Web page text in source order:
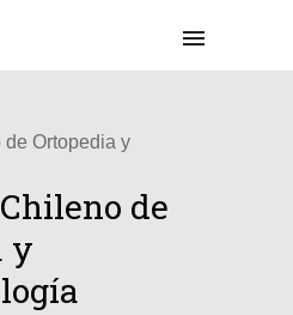
Ortopedia y
de
y